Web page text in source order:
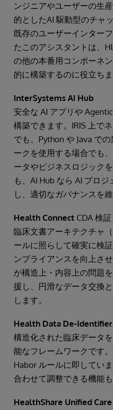
ンジニアやユーザーの生
的としたAI 駆動型のチャ
既存のユーザーインター
たこのアシスタントは、
の他の本番用コンポーネ
的に構築するのに役立ちま
InterSystems AI Hub
安全な AI アプリや
構築できます。IRIS 上で
でも、Python や Java で
ークを使用する場合でも
ータやビジネスロジック
も、AI Hub なら AI プロ
し、適切なガバナンスを
Health Connect CDA 検証
臨床文書アーキテクチャ
ールに照らして確実に検
ンプライアンスを向上さ
が構造上・内容上の問題
援し、円滑なデータ交換
します。
Health Data De-Identifier
構造化された臨床データ
能なフレームワークです
Habor ルールに即してい
合わせて調整できる機能も
HealthShare Unified Care